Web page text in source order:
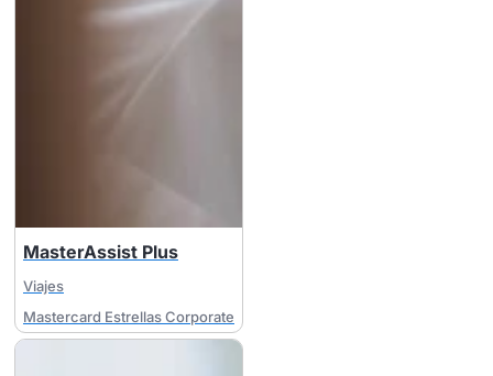
MasterAssist Plus
Viajes
Mastercard Estrellas Corporate